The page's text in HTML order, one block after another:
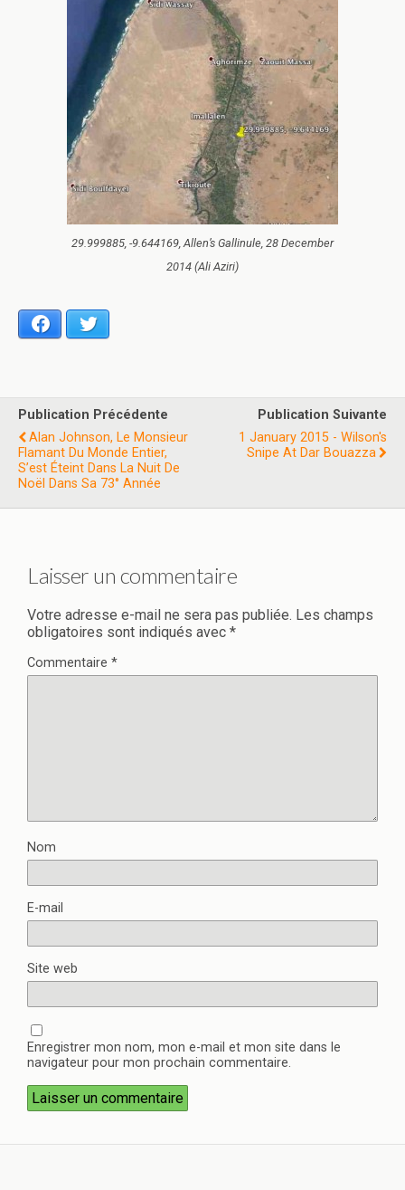
29.999885, -9.644169, Allen’s Gallinule, 28 December
2014 (Ali Aziri)
Facebook
Publication Précédente
Alan Johnson, Le Monsieur
Flamant Du Monde Entier,
S’est Éteint Dans La Nuit De
Noël Dans Sa 73° Année
Publication Suivante
1 January 2015 - Wilson's
Snipe At Dar Bouazza
Laisser un commentaire
Votre adresse e-mail ne sera pas publiée. Les champs
obligatoires sont indiqués avec *
Commentaire *
Nom
E-mail
Site web
Enregistrer mon nom, mon e-mail et mon site dans le
navigateur pour mon prochain commentaire.